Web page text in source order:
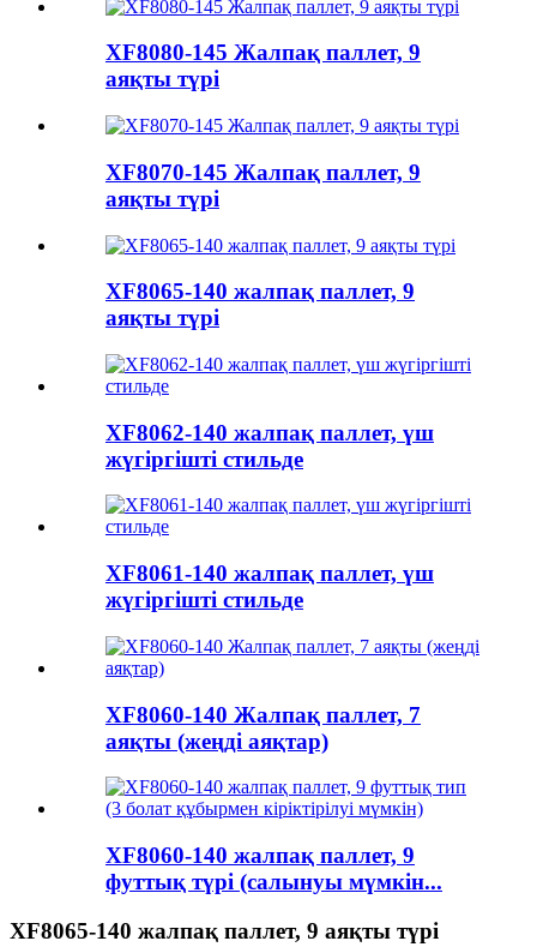
XF8080-145 Жалпақ паллет, 9
аяқты түрі
XF8070-145 Жалпақ паллет, 9
аяқты түрі
XF8065-140 жалпақ паллет, 9
аяқты түрі
XF8062-140 жалпақ паллет, үш
жүгіргішті стильде
XF8061-140 жалпақ паллет, үш
жүгіргішті стильде
XF8060-140 Жалпақ паллет, 7
аяқты (жеңді аяқтар)
XF8060-140 жалпақ паллет, 9
футтық түрі (салынуы мүмкін...
XF8065-140 жалпақ паллет, 9 аяқты түрі